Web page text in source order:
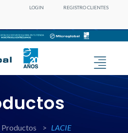
REGISTRO CLIENTES
LOGIN
Productos > LACIE